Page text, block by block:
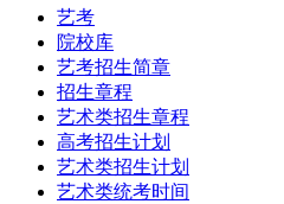
艺考
院校库
艺考招生简章
招生章程
艺术类招生章程
高考招生计划
艺术类招生计划
艺术类统考时间